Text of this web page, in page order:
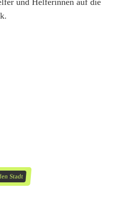
und Helferinnen auf die
Stadt